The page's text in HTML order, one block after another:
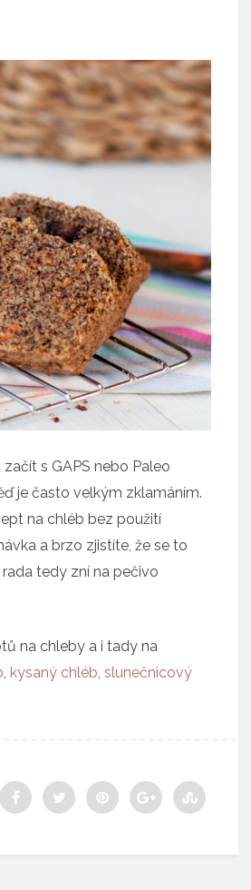
s GAPS nebo Paleo
je často velkým zklamáním.
na chléb bez použití
a brzo zjistíte, že se to
tedy zní na pečivo
na chleby a i tady na
kysaný chléb slunečnicový